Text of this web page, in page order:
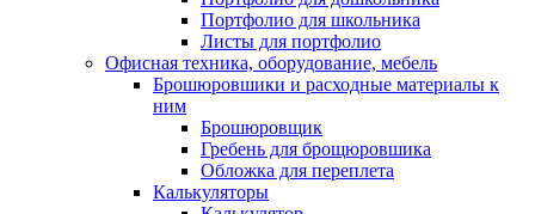
Портфолио для школьника
Листы для портфолио
Офисная техника, оборудование, мебель
Брошюровшики и расходные материалы к
ним
Брошюровщик
Гребень для брощюровшика
Обложка для переплета
Калькуляторы